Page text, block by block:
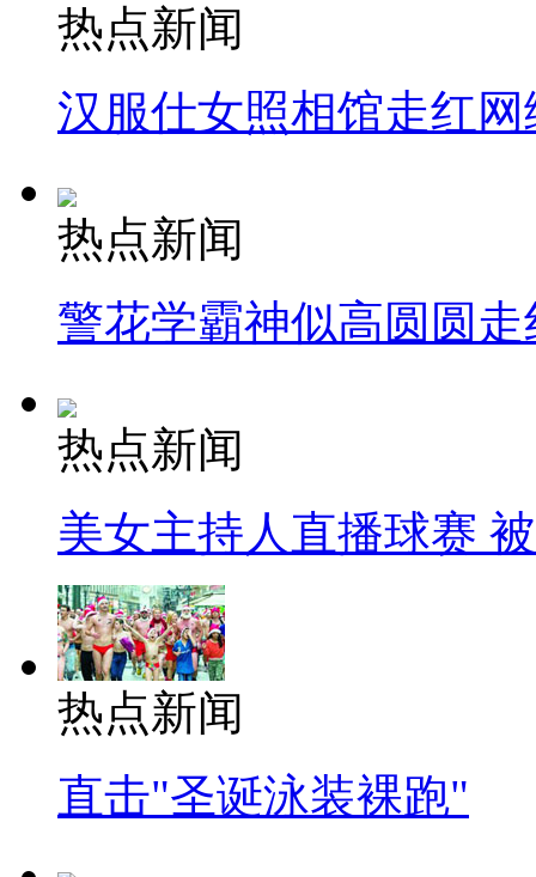
热点新闻
汉服仕女照相馆走红网
热点新闻
警花学霸神似高圆圆走
热点新闻
美女主持人直播球赛
热点新闻
直击"圣诞泳装裸跑"